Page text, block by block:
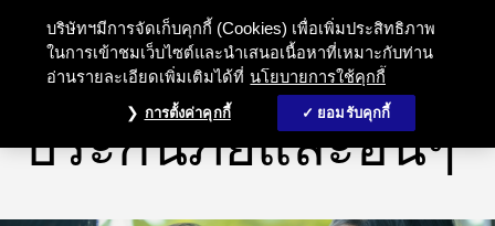
สัญญาประกันภัยเพิ่มเติม ประกันชี
ประกันภัยและอื่นๆ
บริษัทฯมีการจัดเก็บคุกกี้ (Cookies) เพื่อเพิ่มประสิทธิภาพ
ในการเข้าชมเว็บไซต์และนำเสนอเนื้อหาที่เหมาะกับท่าน
อ่านรายละเอียดเพิ่มเติมได้ที่ นโยบายการใช้คุกกี้
การตั้งค่าคุกกี้ ยอมรับคุกกี้